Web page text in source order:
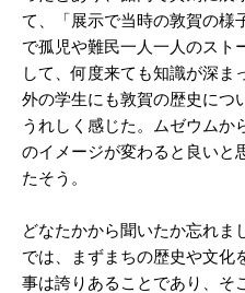
て、「展示で当時の敦賀の様
で孤児や難民一人一人のスト
して、何度来ても知識が深ま
外の学生にも敦賀の歴史につ
うれしく感じた。ムゼウムか
のイメージが変わると良いと
たそう。
どなたかから聞いたか忘れま
では、まずまちの歴史や文化
事は誇りあることであり、そ